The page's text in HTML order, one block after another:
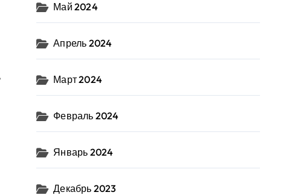
Май 2024
Апрель 2024
Март 2024
Февраль 2024
Январь 2024
Декабрь 2023